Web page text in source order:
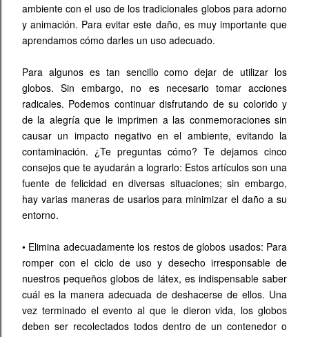
ambiente con el uso de los tradicionales globos para adorno
y animación. Para evitar este daño, es muy importante que
aprendamos cómo darles un uso adecuado.
Para algunos es tan sencillo como dejar de utilizar los
globos. Sin embargo, no es necesario tomar acciones
radicales. Podemos continuar disfrutando de su colorido y
de la alegría que le imprimen a las conmemoraciones sin
causar un impacto negativo en el ambiente, evitando la
contaminación. ¿Te preguntas cómo? Te dejamos cinco
consejos que te ayudarán a lograrlo: Estos artículos son una
fuente de felicidad en diversas situaciones; sin embargo,
hay varias maneras de usarlos para minimizar el daño a su
entorno.
• Elimina adecuadamente los restos de globos usados: Para
romper con el ciclo de uso y desecho irresponsable de
nuestros pequeños globos de látex, es indispensable saber
cuál es la manera adecuada de deshacerse de ellos. Una
vez terminado el evento al que le dieron vida, los globos
deben ser recolectados todos dentro de un contenedor o